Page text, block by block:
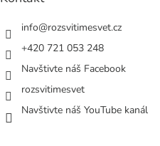
info@rozsvitimesvet.cz
+420 721 053 248
Navštivte náš Facebook
rozsvitimesvet
Navštivte náš YouTube kanál